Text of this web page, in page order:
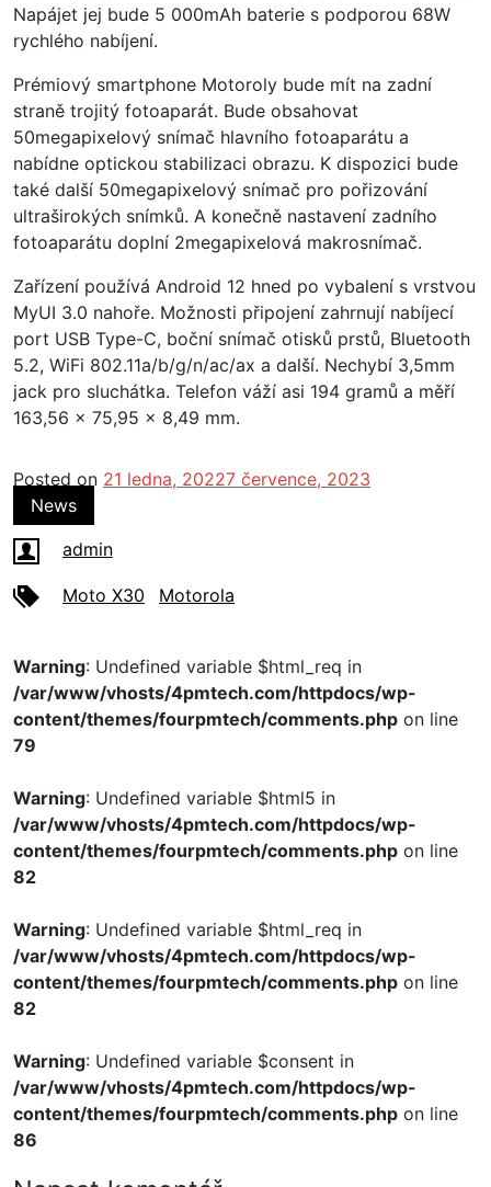
Napájet jej bude 5 000mAh baterie s podporou 68W
rychlého nabíjení.
Prémiový smartphone Motoroly bude mít na zadní
straně trojitý fotoaparát. Bude obsahovat
50megapixelový snímač hlavního fotoaparátu a
nabídne optickou stabilizaci obrazu. K dispozici bude
také další 50megapixelový snímač pro pořizování
ultraširokých snímků. A konečně nastavení zadního
fotoaparátu doplní 2megapixelová makrosnímač.
Zařízení používá Android 12 hned po vybalení s vrstvou
MyUI 3.0 nahoře. Možnosti připojení zahrnují nabíjecí
port USB Type-C, boční snímač otisků prstů, Bluetooth
5.2, WiFi 802.11a/b/g/n/ac/ax a další. Nechybí 3,5mm
jack pro sluchátka. Telefon váží asi 194 gramů a měří
163,56 x 75,95 x 8,49 mm.
Posted on 21 ledna, 20227 července, 2023
News
admin
Moto X30 Motorola
Warning: Undefined variable $html_req in
/var/www/vhosts/4pmtech.com/httpdocs/wp-
content/themes/fourpmtech/comments.php on line
79
Warning: Undefined variable $html5 in
/var/www/vhosts/4pmtech.com/httpdocs/wp-
content/themes/fourpmtech/comments.php on line
82
Warning: Undefined variable $html_req in
/var/www/vhosts/4pmtech.com/httpdocs/wp-
content/themes/fourpmtech/comments.php on line
82
Warning: Undefined variable $consent in
/var/www/vhosts/4pmtech.com/httpdocs/wp-
content/themes/fourpmtech/comments.php on line
86